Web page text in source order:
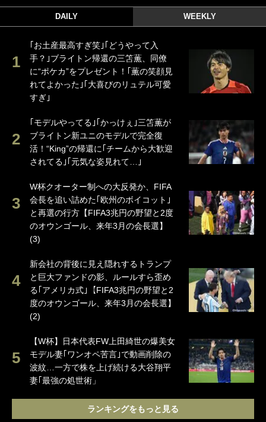
DAILY WEEKLY
｢お土産最高すぎ笑｣｢どうやって入
手？｣ブライトン帰還の三笘薫、同僚
に“ポケカ”をプレゼント！｢薫の笑顔見
れてよかった｣｢大喜びのリュテル可愛
すぎ｣
｢モデルやってる｣｢かっけぇ｣三笘薫が
ブライトン新ユニのモデルで完全復
活！“King”の帰還に｢チームから大歓迎
されてる｣｢元気な姿見れて…｣
W杯クオーター制への大反発か、FIFA
会長を追い詰めた｢欧州のボイコット｣
と再選の行方【FIFA3兆円の野望と2度
のオウンゴール、来年3月の会長選】
(3)
新会社の背後に見え隠れするトランプ
と巨大ファンドの影、ルールすら歪め
る｢アメリカ式｣【FIFA3兆円の野望と2
度のオウンゴール、来年3月の会長選】
(2)
【W杯】日本代表FW上田綺世の爆美女
モデル妻｢ワンオペ苦言｣で動画削除の
波紋…一方で株を上げ続ける大谷翔平
妻｢最強の処世術」
ランキングをもっと見る